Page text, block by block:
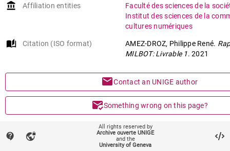
account_balance Affiliation entities
Faculté des sciences de la
Institut des sciences de la
cultures numériques
auto_stories Citation (ISO format) AMEZ-DROZ, Philippe René.
MILBOT: Livrable 1. 2021
mailContact an UNIGE author
mark_email_readSomething wrong on this page?
Share
contact_support vpn_lock
All rights reserved by
Archive ouverte UNIGE
and the
University of Geneva